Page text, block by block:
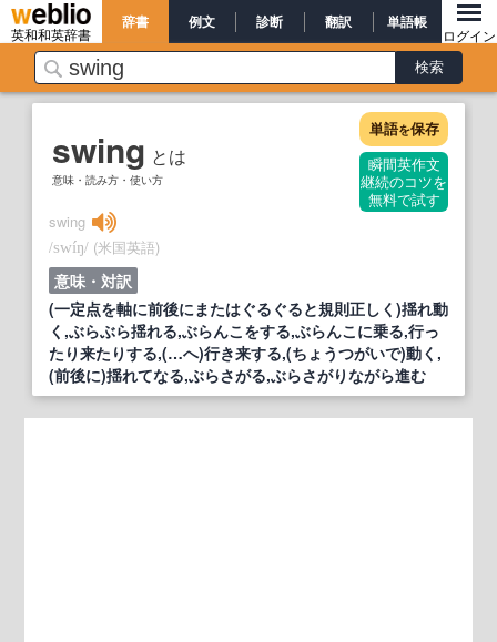
英和和英辞書
辞書 例文 診断 翻訳 単語帳
ログイン
swing とは
意味・読み方・使い方
単語を保存
瞬間英作文
継続のコツを
無料で試す
swing
/swíŋ/ (米国英語)
意味・対訳
(一定点を軸に前後にまたはぐるぐると規則正しく)揺れ動
く,ぶらぶら揺れる,ぶらんこをする,ぶらんこに乗る,行っ
たり来たりする,(…へ)行き来する,(ちょうつがいで)動く,
(前後に)揺れてなる,ぶらさがる,ぶらさがりながら進む